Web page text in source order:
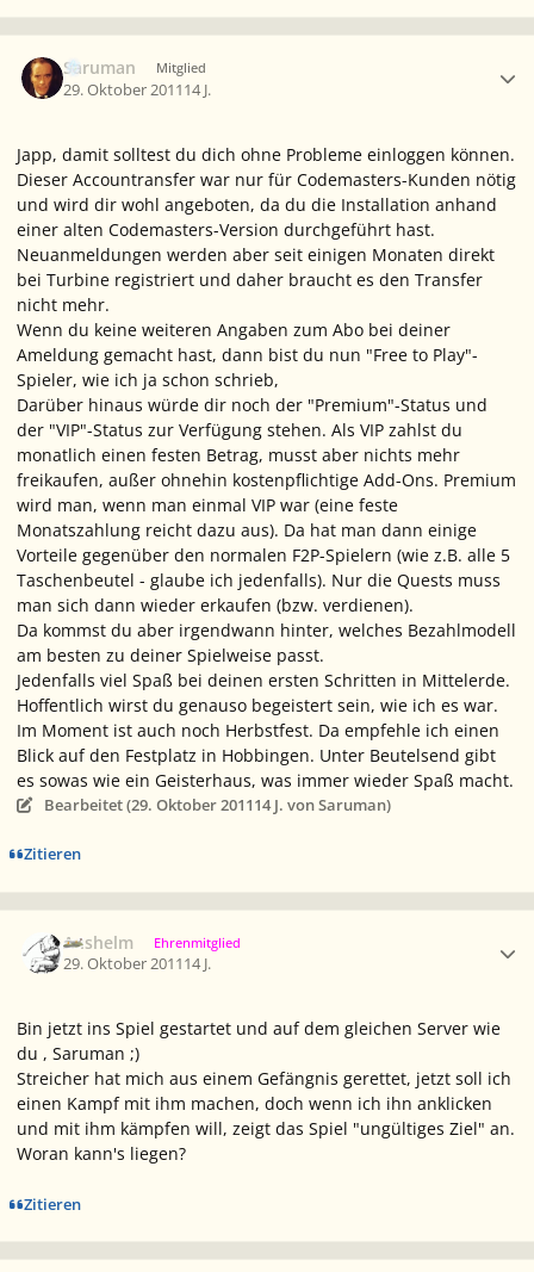
Saruman Mitglied
29. Oktober 201114 J.
Japp, damit solltest du dich ohne Probleme einloggen können.
Dieser Accountransfer war nur für Codemasters-Kunden nötig
und wird dir wohl angeboten, da du die Installation anhand
einer alten Codemasters-Version durchgeführt hast.
Neuanmeldungen werden aber seit einigen Monaten direkt
bei Turbine registriert und daher braucht es den Transfer
nicht mehr.
Wenn du keine weiteren Angaben zum Abo bei deiner
Ameldung gemacht hast, dann bist du nun "Free to Play"-
Spieler, wie ich ja schon schrieb,
Darüber hinaus würde dir noch der "Premium"-Status und
der "VIP"-Status zur Verfügung stehen. Als VIP zahlst du
monatlich einen festen Betrag, musst aber nichts mehr
freikaufen, außer ohnehin kostenpflichtige Add-Ons. Premium
wird man, wenn man einmal VIP war (eine feste
Monatszahlung reicht dazu aus). Da hat man dann einige
Vorteile gegenüber den normalen F2P-Spielern (wie z.B. alle 5
Taschenbeutel - glaube ich jedenfalls). Nur die Quests muss
man sich dann wieder erkaufen (bzw. verdienen).
Da kommst du aber irgendwann hinter, welches Bezahlmodell
am besten zu deiner Spielweise passt.
Jedenfalls viel Spaß bei deinen ersten Schritten in Mittelerde.
Hoffentlich wirst du genauso begeistert sein, wie ich es war.
Im Moment ist auch noch Herbstfest. Da empfehle ich einen
Blick auf den Festplatz in Hobbingen. Unter Beutelsend gibt
es sowas wie ein Geisterhaus, was immer wieder Spaß macht.
Bearbeitet (29. Oktober 201114 J. von Saruman)
Zitieren
Anshelm Ehrenmitglied
29. Oktober 201114 J.
Bin jetzt ins Spiel gestartet und auf dem gleichen Server wie
du , Saruman ;)
Streicher hat mich aus einem Gefängnis gerettet, jetzt soll ich
einen Kampf mit ihm machen, doch wenn ich ihn anklicken
und mit ihm kämpfen will, zeigt das Spiel "ungültiges Ziel" an.
Woran kann's liegen?
Zitieren